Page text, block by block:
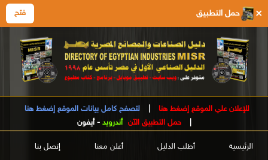
× حمل التطبيق فتح
للإعلان علي الموقع إضغط هنا
لتصفح كامل بيانات الموقع إضغط هنا
حمل التطبيق الآن أندرويد - أيفون
الرئيسية أطلب الدليل أعلن معنا
إتصل بنا